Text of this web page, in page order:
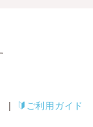
ご利用ガイド